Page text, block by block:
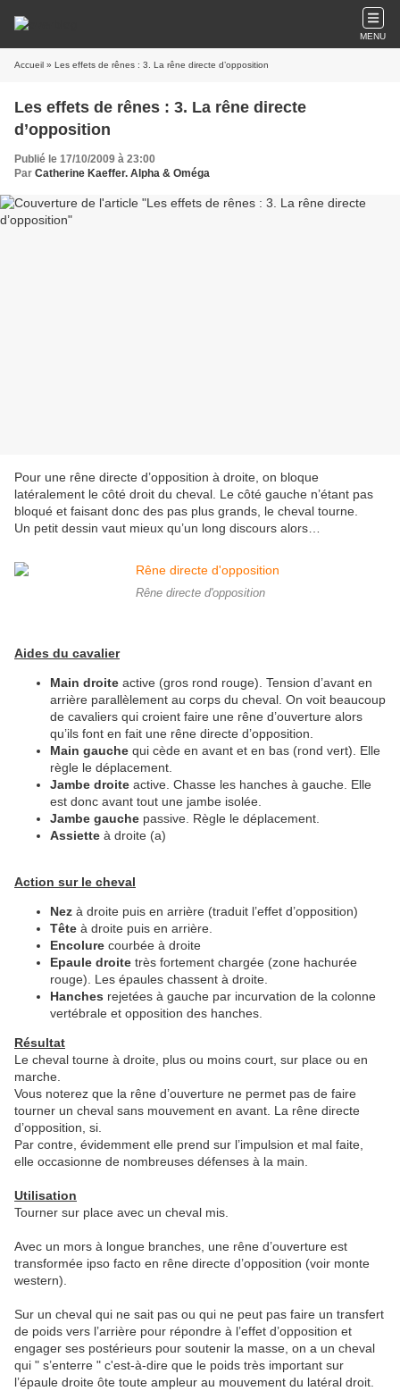
MENU
Accueil » Les effets de rênes : 3. La rêne directe d’opposition
Les effets de rênes : 3. La rêne directe
d’opposition
Publié le 17/10/2009 à 23:00
Par Catherine Kaeffer. Alpha & Oméga
Pour une rêne directe d’opposition à droite, on bloque
latéralement le côté droit du cheval. Le côté gauche n’étant pas
bloqué et faisant donc des pas plus grands, le cheval tourne.
Un petit dessin vaut mieux qu’un long discours alors…
Rêne directe d'opposition
Aides du cavalier
Main droite active (gros rond rouge). Tension d’avant en
arrière parallèlement au corps du cheval. On voit beaucoup
de cavaliers qui croient faire une rêne d’ouverture alors
qu’ils font en fait une rêne directe d’opposition.
Main gauche qui cède en avant et en bas (rond vert). Elle
règle le déplacement.
Jambe droite active. Chasse les hanches à gauche. Elle
est donc avant tout une jambe isolée.
Jambe gauche passive. Règle le déplacement.
Assiette à droite (a)
Action sur le cheval
Nez à droite puis en arrière (traduit l’effet d’opposition)
Tête à droite puis en arrière.
Encolure courbée à droite
Epaule droite très fortement chargée (zone hachurée
rouge). Les épaules chassent à droite.
Hanches rejetées à gauche par incurvation de la colonne
vertébrale et opposition des hanches.
Résultat
Le cheval tourne à droite, plus ou moins court, sur place ou en
marche.
Vous noterez que la rêne d’ouverture ne permet pas de faire
tourner un cheval sans mouvement en avant. La rêne directe
d’opposition, si.
Par contre, évidemment elle prend sur l’impulsion et mal faite,
elle occasionne de nombreuses défenses à la main.
Utilisation
Tourner sur place avec un cheval mis.
Avec un mors à longue branches, une rêne d’ouverture est
transformée ipso facto en rêne directe d’opposition (voir monte
western).
Sur un cheval qui ne sait pas ou qui ne peut pas faire un transfert
de poids vers l’arrière pour répondre à l’effet d’opposition et
engager ses postérieurs pour soutenir la masse, on a un cheval
qui " s’enterre " c'est-à-dire que le poids très important sur
l’épaule droite ôte toute ampleur au mouvement du latéral droit.